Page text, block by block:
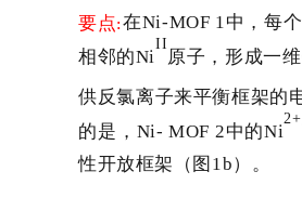
要点:在Ni-MOF 1中，每个
相邻的Ni
II
原子，形成一
供反氯离子来平衡框架的
的是， Ni- MOF 2中的Ni
2+
性开放框架（图 1b）。